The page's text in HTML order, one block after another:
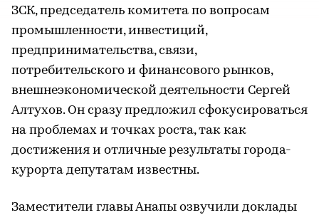
ЗСК, председатель комитета по вопросам
промышленности, инвестиций,
предпринимательства, связи,
потребительского и финансового рынков,
внешнеэкономической деятельности Сергей
Алтухов. Он сразу предложил сфокусироваться
на проблемах и точках роста, так как
достижения и отличные результаты города-
курорта депутатам известны.
Заместители главы Анапы озвучили доклады